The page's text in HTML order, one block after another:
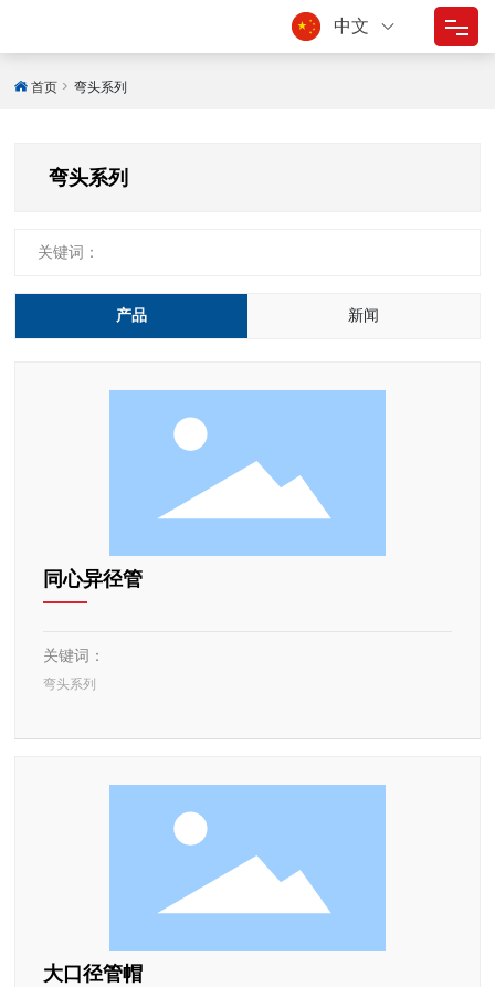
首页
产品中心
质量控制
中文
首页 弯头系列
弯头系列
关键词：
产品 新闻
同心异径管
关键词：
弯头系列
大口径管帽